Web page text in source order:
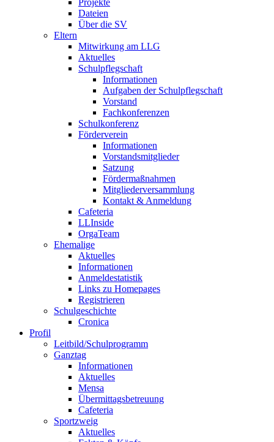
Projekte
Dateien
Über die SV
Eltern
Mitwirkung am LLG
Aktuelles
Schulpflegschaft
Informationen
Aufgaben der Schulpflegschaft
Vorstand
Fachkonferenzen
Schulkonferenz
Förderverein
Informationen
Vorstandsmitglieder
Satzung
Fördermaßnahmen
Mitgliederversammlung
Kontakt & Anmeldung
Cafeteria
LLInside
OrgaTeam
Ehemalige
Aktuelles
Informationen
Anmeldestatistik
Links zu Homepages
Registrieren
Schulgeschichte
Cronica
Profil
Leitbild/Schulprogramm
Ganztag
Informationen
Aktuelles
Mensa
Übermittagsbetreuung
Cafeteria
Sportzweig
Aktuelles